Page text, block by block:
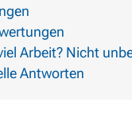
Arbeit? Nicht
Antworten